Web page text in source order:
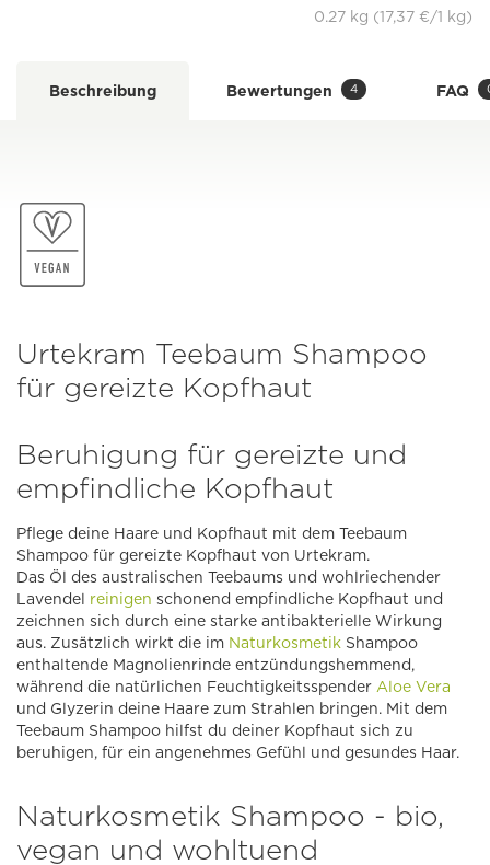
0.27 kg (17,37 €/1 kg)
Beschreibung Bewertungen 4 FAQ
Urtekram Teebaum Shampoo
für gereizte Kopfhaut
Beruhigung für gereizte und
empfindliche Kopfhaut
Pflege deine Haare und Kopfhaut mit dem Teebaum
Shampoo für gereizte Kopfhaut von Urtekram.
Das Öl des australischen Teebaums und wohlriechender
Lavendel reinigen schonend empfindliche Kopfhaut und
zeichnen sich durch eine starke antibakterielle Wirkung
aus. Zusätzlich wirkt die im Naturkosmetik Shampoo
enthaltende Magnolienrinde entzündungshemmend,
während die natürlichen Feuchtigkeitsspender Aloe Vera
und Glyzerin deine Haare zum Strahlen bringen. Mit dem
Teebaum Shampoo hilfst du deiner Kopfhaut sich zu
beruhigen, für ein angenehmes Gefühl und gesundes Haar.
Naturkosmetik Shampoo - bio,
vegan und wohltuend